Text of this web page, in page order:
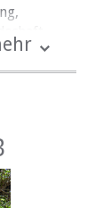
Nacht